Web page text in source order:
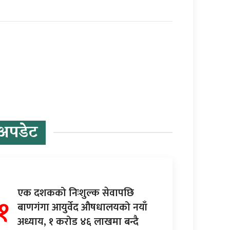
एक दशकको निःशुल्क सेवापछि
बाणगंगा आयुर्वेद औषधालयको नयाँ
अध्याय, १ करोड ४६ लाखमा बन्दै